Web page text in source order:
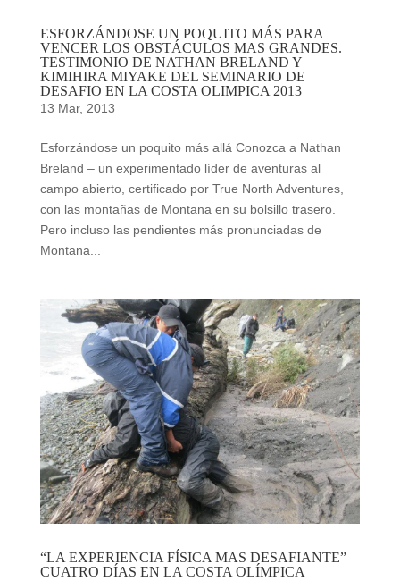
ESFORZÁNDOSE UN POQUITO MÁS PARA
VENCER LOS OBSTÁCULOS MAS GRANDES.
TESTIMONIO DE NATHAN BRELAND Y
KIMIHIRA MIYAKE DEL SEMINARIO DE
DESAFIO EN LA COSTA OLIMPICA 2013
13 Mar, 2013
Esforzándose un poquito más allá Conozca a Nathan
Breland – un experimentado líder de aventuras al
campo abierto, certificado por True North Adventures,
con las montañas de Montana en su bolsillo trasero.
Pero incluso las pendientes más pronunciadas de
Montana...
“LA EXPERIENCIA FÍSICA MAS DESAFIANTE”
CUATRO DÍAS EN LA COSTA OLÍMPICA